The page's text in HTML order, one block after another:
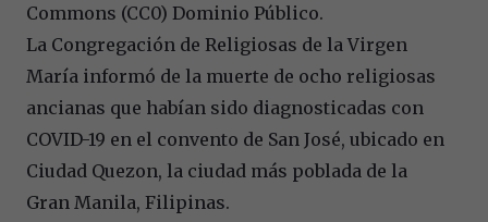
Commons (CC0) Dominio Público.
La Congregación de Religiosas de la Virgen
María informó de la muerte de ocho religiosas
ancianas que habían sido diagnosticadas con
COVID-19 en el convento de San José, ubicado en
Ciudad Quezon, la ciudad más poblada de la
Gran Manila, Filipinas.